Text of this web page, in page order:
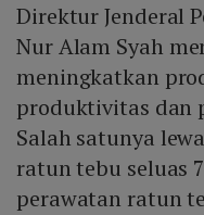
Direktur Jenderal
Nur Alam Syah
meningkatkan
produktivitas dan
Salah satunya
ratun tebu seluas
perawatan ratun